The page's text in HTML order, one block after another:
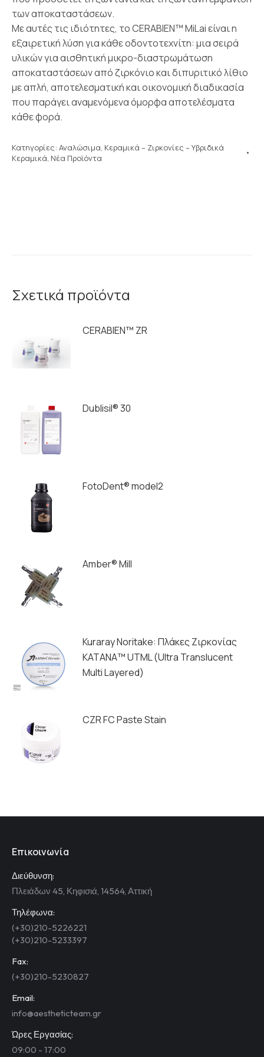
των αποκαταστάσεων.
Με αυτές τις ιδιότητες, το CERABIEN™ MiLai είναι η
εξαιρετική λύση για κάθε οδοντοτεχνίτη: μια σειρά
υλικών για αισθητική μικρο-διαστρωμάτωση
αποκαταστάσεων από ζιρκόνιο και διπυριτικό λίθιο
με απλή, αποτελεσματική και οικονομική διαδικασία
που παράγει αναμενόμενα όμορφα αποτελέσματα
κάθε φορά.
Κατηγορίες: Αναλώσιμα Κεραμικά – Ζιρκονίες – Υβριδικά
Κεραμικά Νέα Προϊόντα
Σχετικά προϊόντα
CERABIEN™ ZR
Dublisil® 30
FotoDent® model2
Amber® Mill
Kuraray Noritake: Πλάκες Ζιρκονίας
ΚΑΤΑΝΑ™ UTML (Ultra Translucent
Multi Layered)
CZR FC Paste Stain
Επικοινωνία
Διεύθυνση:
Πλειάδων 45, Κηφισιά, 14564, Αττική
Τηλέφωνα:
(+30)210-5226221
(+30)210-5233397
Fax:
(+30)210-5230827
Email:
info@aestheticteam.gr
Ώρες Εργασίας:
09:00 - 17:00